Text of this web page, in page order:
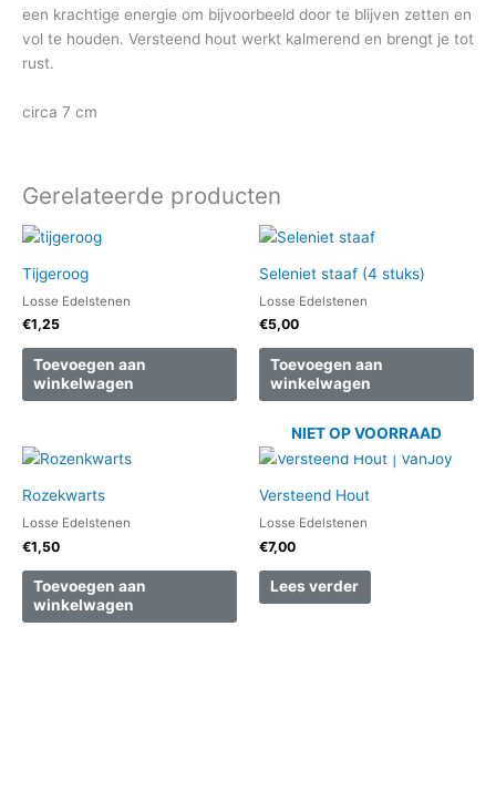
een krachtige energie om bijvoorbeeld door te blijven zetten en
vol te houden. Versteend hout werkt kalmerend en brengt je tot
rust.
circa 7 cm
Gerelateerde producten
Tijgeroog
Losse Edelstenen
€1,25
Toevoegen aan
winkelwagen
Seleniet staaf (4 stuks)
Losse Edelstenen
€5,00
Toevoegen aan
winkelwagen
Rozekwarts
Losse Edelstenen
€1,50
Toevoegen aan
winkelwagen
NIET OP VOORRAAD
Versteend Hout
Losse Edelstenen
€7,00
Lees verder